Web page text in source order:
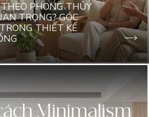
PHONG THỦY
TRỌNG? GÓC
THIẾT KẾ